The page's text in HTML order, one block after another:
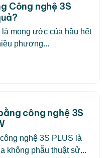
Công nghệ 3S
mong ước của hầu hết
phương...
công nghệ 3S
nghệ 3S PLUS là
không phẫu thuật sử...